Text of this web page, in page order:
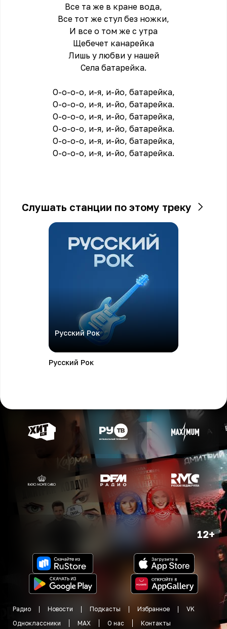
Все та же в кране вода,
Все тот же стул без ножки,
И все о том же с утра
Щебечет канарейка
Лишь у любви у нашей
Села батарейка.
О-о-о-о, и-я, и-йо, батарейка,
О-о-о-о, и-я, и-йо, батарейка.
О-о-о-о, и-я, и-йо, батарейка,
О-о-о-о, и-я, и-йо, батарейка.
О-о-о-о, и-я, и-йо, батарейка,
О-о-о-о, и-я, и-йо, батарейка.
Слушать станции по этому треку
Русский Рок
Русский Рок
12+
Радио Новости Подкасты Избранное
VK
Одноклассники
MAX О нас Контакты